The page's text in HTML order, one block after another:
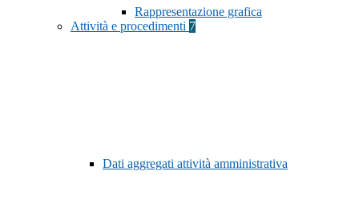
Rappresentazione grafica
Attività e procedimenti 7
Dati aggregati attività amministrativa